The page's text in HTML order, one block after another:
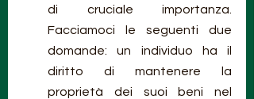
di cruciale importanza.
Facciamoci le seguenti due
domande: un individuo ha il
diritto di mantenere la
proprietà dei suoi beni nel